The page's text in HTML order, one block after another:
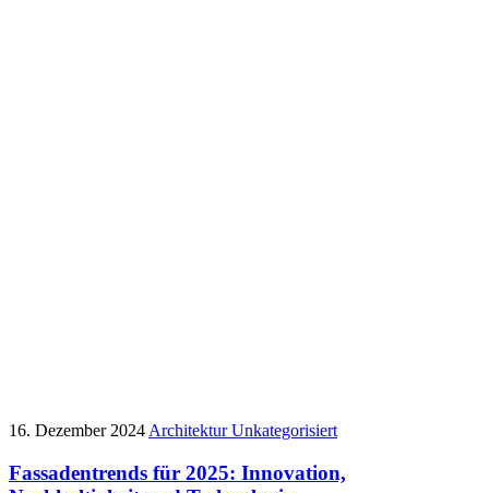
16. Dezember 2024 ArchitekturUnkategorisiert
Fassadentrends für 2025: Innovation,